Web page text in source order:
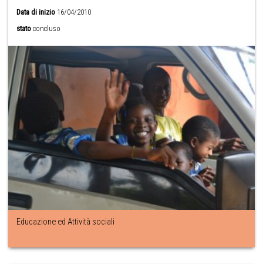
Data di inizio 16/04/2010
stato concluso
Educazione ed Attività sociali